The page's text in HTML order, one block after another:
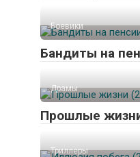
Боевики
Бандиты на
Драмы
Прошлые
Триллеры